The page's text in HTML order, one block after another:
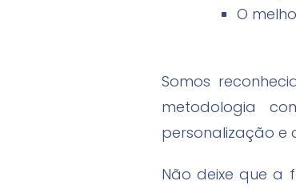
O
Somos
metodologia
personalização e
Não deixe que a